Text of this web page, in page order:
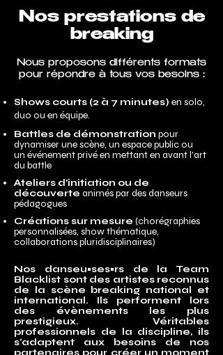
Nos prestations de
breaking
Nous proposons différents formats
pour répondre à tous vos besoins :
Shows courts (2 à 7 minutes) en solo,
duo ou en équipe.
Battles de démonstration pour
dynamiser une scène, un espace public ou
un événement privéen mettant en avant l'art
du battle
Ateliers d’initiation ou de
découverte animés par des danseurs
pédagogues
Créations sur mesure (chorégraphies
personnalisées, show thématique,
collaborations pluridisciplinaires)
Nos danseu•ses•rs de la Team
Blacklist sont des artistes reconnus
de la scène breaking national et
international. Ils performent lors
des évènements les plus
prestigieux. Véritables
professionnels de la discipline, ils
s'adaptent aux besoins de nos
partenaires pour créer un moment